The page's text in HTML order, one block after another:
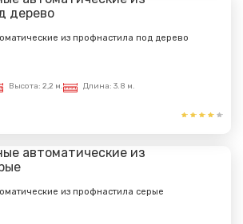
из профнастила под дерево
Высота: 2,2 м. Длина: 3.8 м.
из профнастила серые